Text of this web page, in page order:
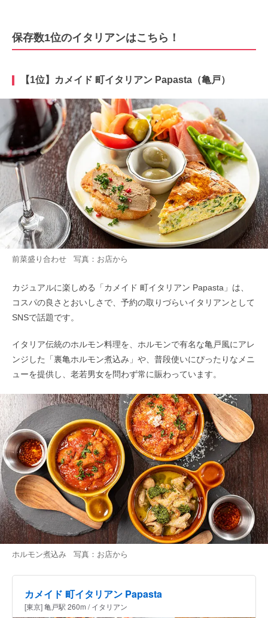
保存数1位のイタリアンはこちら！
【1位】カメイド 町イタリアン Papasta（亀戸）
前菜盛り合わせ 写真：お店から
カジュアルに楽しめる「カメイド 町イタリアン Papasta」は、
コスパの良さとおいしさで、予約の取りづらいイタリアンとして
SNSで話題です。
イタリア伝統のホルモン料理を、ホルモンで有名な亀戸風にアレ
ンジした「裏亀ホルモン煮込み」や、普段使いにぴったりなメニ
ューを提供し、老若男女を問わず常に賑わっています。
ホルモン煮込み 写真：お店から
カメイド 町イタリアン Papasta
[東京] 亀戸駅 260m / イタリアン